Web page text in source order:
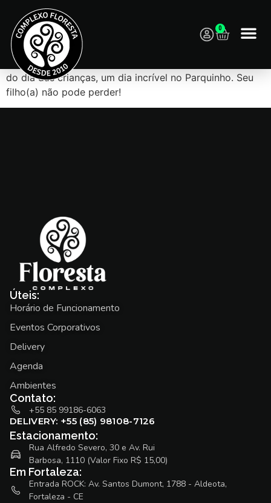
0
18h às 19h30min – Palhaços Bitoca e Miolo Mole farão
do dia das crianças, um dia incrível no Parquinho. Seu
filho(a) não pode perder!
Úteis:
Horário de Funcionamento
Eventos Corporativos
Delivery
Agenda
Ambientes
Contato:
+55 85 99186-6063
DELIVERY: +55 (85) 98108-7126
Estacionamento:
Rua Alfredo Severo, 30 e Av. Rui
Barbosa, 1110 (Valor Fixo R$ 15,00)
Em Fortaleza:
Entrada ROCK: Av. Santos Dumont, 1788 - Aldeota,
Fortaleza - CE